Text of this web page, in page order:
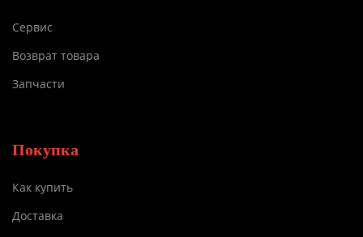
Сервис
Возврат товара
Запчасти
Покупка
Как купить
Доставка